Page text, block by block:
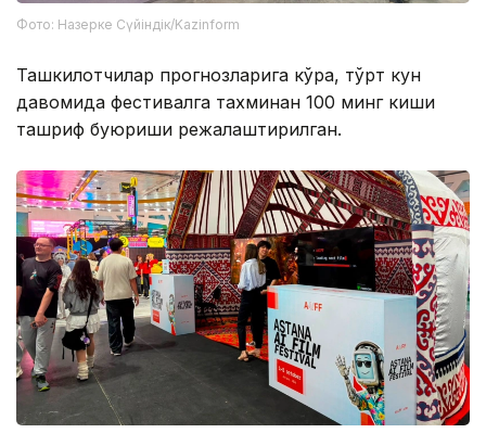
Фото: Назерке Сүйіндік/Kazinform
Ташкилотчилар прогнозларига кўра, тўрт кун
давомида фестивалга тахминан 100 минг киши
ташриф буюриши режалаштирилган.